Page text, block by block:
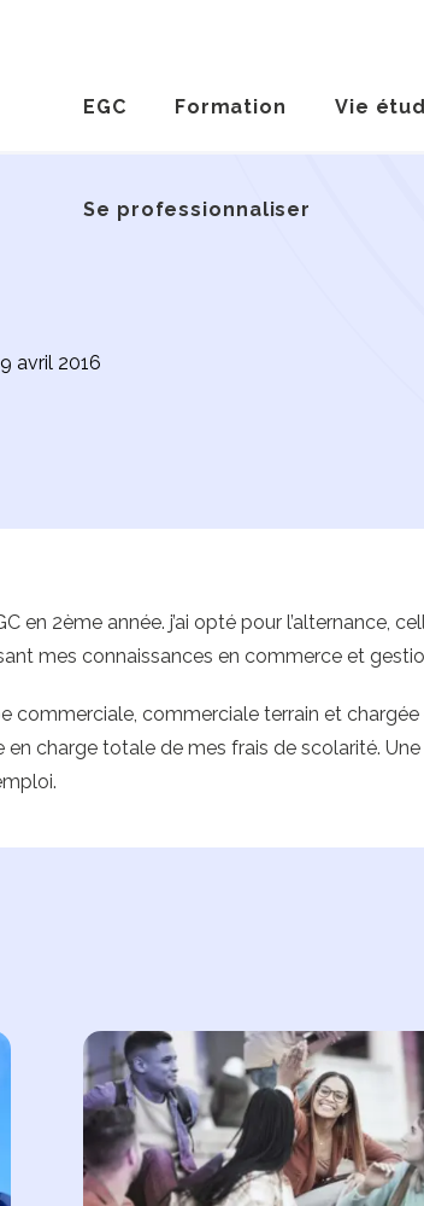
EGC Formation Vie
Se professionnaliser
avril 2016
en 2ème année. j’ai opté pour l’alternance,
mes connaissances en commerce et
commerciale, commerciale terrain et
en charge totale de mes frais de scolarité.